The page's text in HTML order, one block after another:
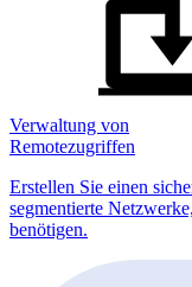
Verwaltung von
Remotezugriffen
Erstellen Sie einen
segmentierte
benötigen.